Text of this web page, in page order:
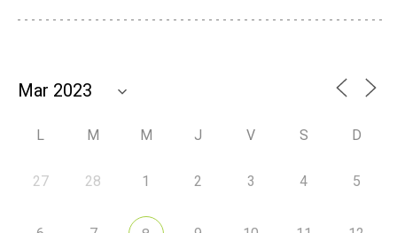
L M M J V S D
27 28 1 2 3 4 5